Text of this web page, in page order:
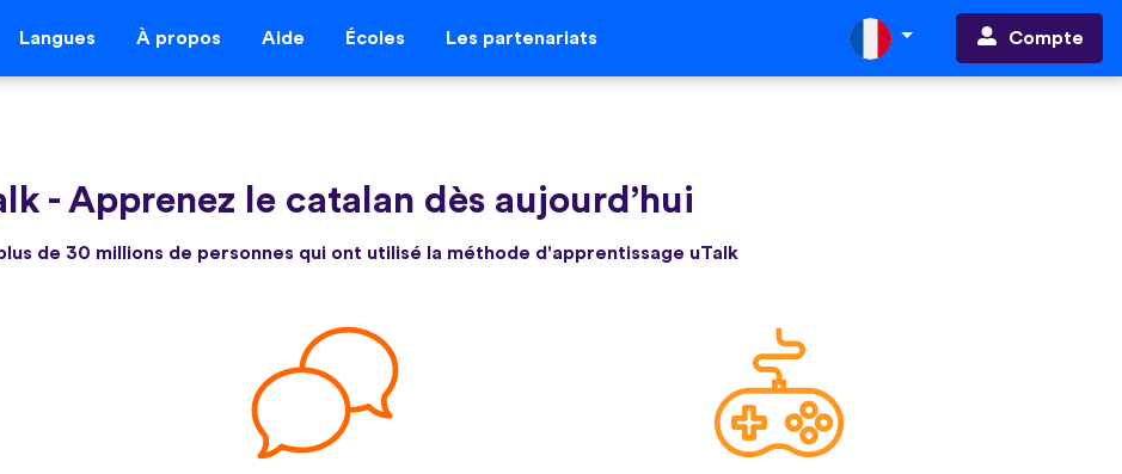
Langues À propos Aide Écoles Les partenariats Compte
- Apprenez le catalan dès aujourd’hui
de 30 millions de personnes qui ont utilisé la méthode d'apprentissage uTalk